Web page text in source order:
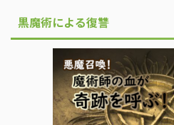
黒魔術による復讐